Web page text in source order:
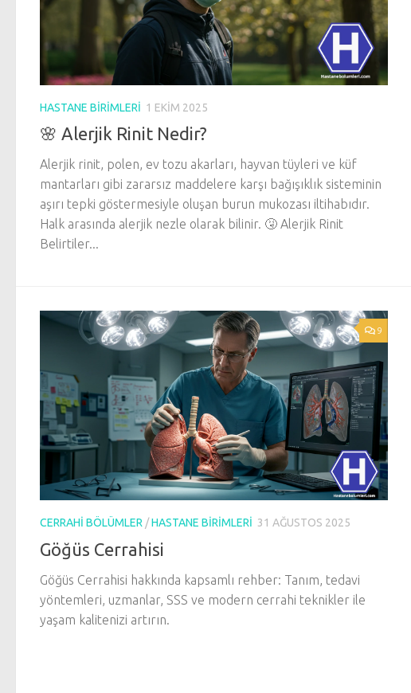
HASTANE BIRIMLERI 1 EKIM 2025
🌸 Alerjik Rinit Nedir?
Alerjik rinit, polen, ev tozu akarları, hayvan tüyleri ve küf
mantarları gibi zararsız maddelere karşı bağışıklık sisteminin
aşırı tepki göstermesiyle oluşan burun mukozası iltihabıdır.
Halk arasında alerjik nezle olarak bilinir. 🤧 Alerjik Rinit
Belirtiler...
9
CERRAHI BÖLÜMLER /HASTANE BIRIMLERI 31 AĞUSTOS 2025
Göğüs Cerrahisi
Göğüs Cerrahisi hakkında kapsamlı rehber: Tanım, tedavi
yöntemleri, uzmanlar, SSS ve modern cerrahi teknikler ile
yaşam kalitenizi artırın.